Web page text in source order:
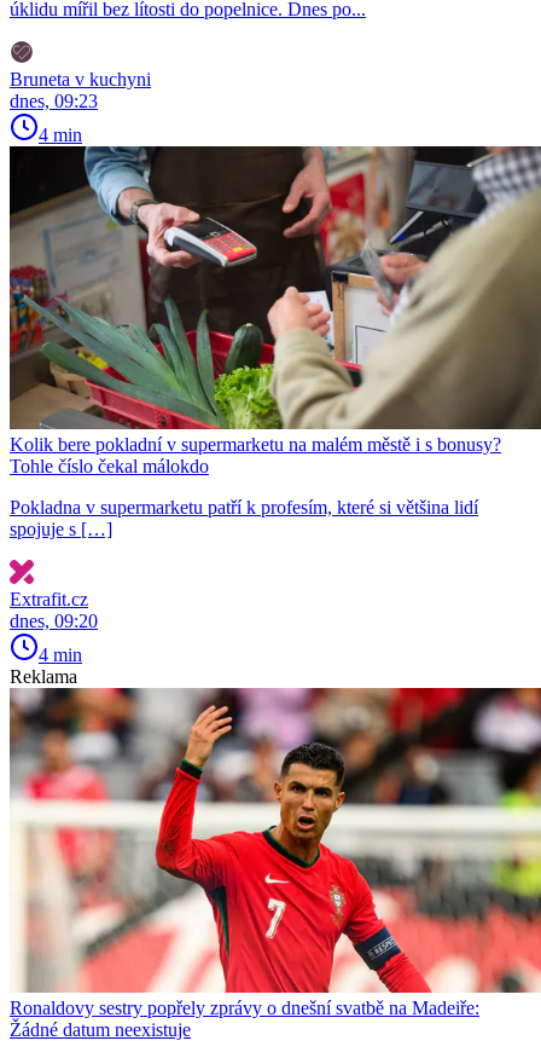
úklidu mířil bez lítosti do popelnice. Dnes po...
Bruneta v kuchyni
dnes, 09:23
4 min
Kolik bere pokladní v supermarketu na malém městě i s bonusy?
Tohle číslo čekal málokdo
Pokladna v supermarketu patří k profesím, které si většina lidí
spojuje s […]
Extrafit.cz
dnes, 09:20
4 min
Reklama
Ronaldovy sestry popřely zprávy o dnešní svatbě na Madeiře:
Žádné datum neexistuje